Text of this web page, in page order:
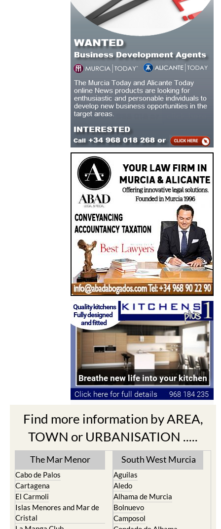
Find more information by AREA,
TOWN or URBANISATION .....
The Mar Menor
Cabo de Palos
Cartagena
El Carmoli
Islas Menores and Mar de
South West Murcia
Aguilas
Aledo
Alhama de Murcia
Bolnuevo